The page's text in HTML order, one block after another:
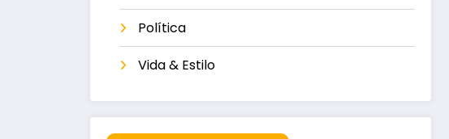
Política
Vida & Estilo